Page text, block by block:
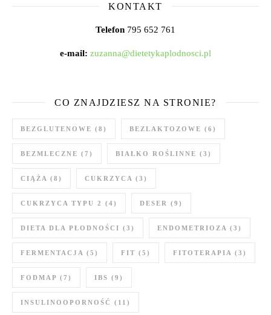
KONTAKT
Telefon 795 652 761
e-mail: zuzanna@dietetykaplodnosci.pl
CO ZNAJDZIESZ NA STRONIE?
BEZGLUTENOWE (8) BEZLAKTOZOWE (6)
BEZMLECZNE (7) BIAŁKO ROŚLINNE (3)
CIĄŻA (8) CUKRZYCA (3)
CUKRZYCA TYPU 2 (4) DESER (9)
DIETA DLA PŁODNOŚCI (3) ENDOMETRIOZA (3)
FERMENTACJA (5) FIT (5) FITOTERAPIA (3)
FODMAP (7) IBS (9)
INSULINOOPORNOŚĆ (11)